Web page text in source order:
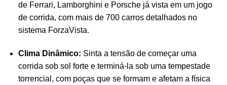
de Ferrari, Lamborghini e Porsche já vista em um jogo
de corrida, com mais de 700 carros detalhados no
sistema ForzaVista.
Clima Dinâmico: Sinta a tensão de começar uma
corrida sob sol forte e terminá-la sob uma tempestade
torrencial, com poças que se formam e afetam a física